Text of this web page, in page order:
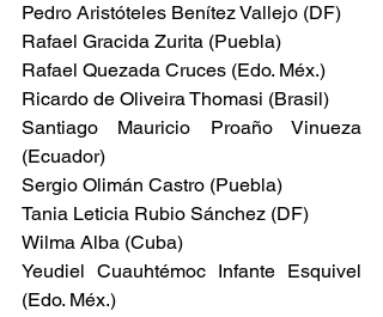
Pedro Aristóteles Benítez Vallejo (DF)
Rafael Gracida Zurita (Puebla)
Rafael Quezada Cruces (Edo. Méx.)
Ricardo de Oliveira Thomasi (Brasil)
Santiago Mauricio Proaño Vinueza
(Ecuador)
Sergio Olimán Castro (Puebla)
Tania Leticia Rubio Sánchez (DF)
Wilma Alba (Cuba)
Yeudiel Cuauhtémoc Infante Esquivel
(Edo. Méx.)